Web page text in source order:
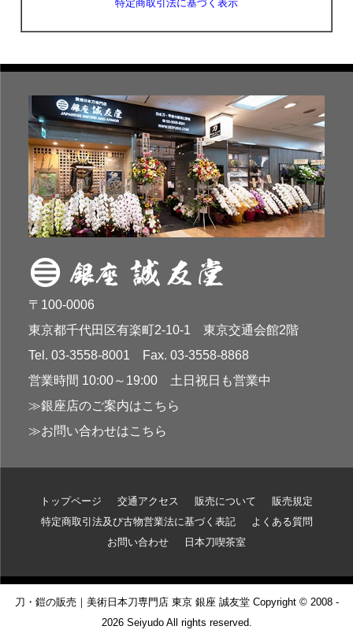
特定商取引法に基づく表示
〒100-0006
東京都千代田区有楽町2-10-1 東京交通会館2階
Tel. 03-3558-8001 Fax. 03-3558-8868
営業時間 10:00～19:00 土日祝日も営業中
≫銀座店のご案内はこちら
≫お問い合わせはこちら
トップページ 交通アクセス 販売について
販売規定
特定商取引法及び古物営業法に基づく表記
よくある質問
お問い合わせ
日本刀喫茶室
刀・鎧の販売｜美術日本刀専門店 東京 銀座 誠友堂 Copyright © 2008 -
2026 Seiyudo All rights reserved.